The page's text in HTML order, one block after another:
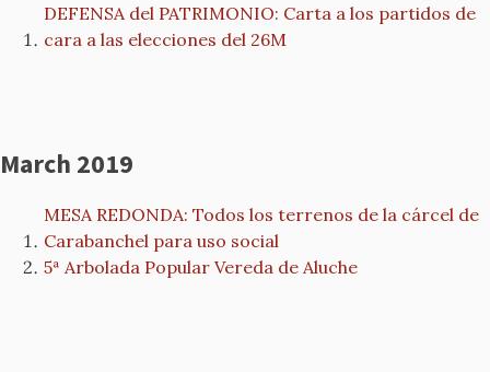
DEFENSA del PATRIMONIO: Carta a los partidos de
cara a las elecciones del 26M
March 2019
MESA REDONDA: Todos los terrenos de la cárcel de
Carabanchel para uso social
5ª Arbolada Popular Vereda de Aluche